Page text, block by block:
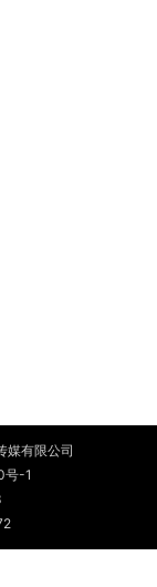
有限公司
号-1